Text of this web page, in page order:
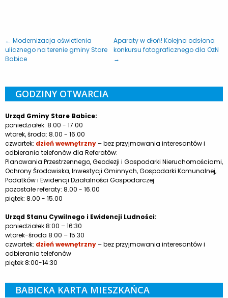
← Modernizacja oświetlenia
ulicznego na terenie gminy Stare
Babice
Aparaty w dłoń! Kolejna odsłona
konkursu fotograficznego dla OzN
→
GODZINY OTWARCIA
Urząd Gminy Stare Babice:
poniedziałek: 8.00 - 17.00
wtorek, środa: 8.00 - 16.00
czwartek: dzień wewnętrzny– bez przyjmowania interesantów i
odbierania telefonów dla Referatów:
Planowania Przestrzennego, Geodezji i Gospodarki Nieruchomościami,
Ochrony Środowiska, Inwestycji Gminnych, Gospodarki Komunalnej,
Podatków i Ewidencji Działalności Gospodarczej
pozostałe referaty: 8.00 - 16.00
piątek: 8.00 - 15.00
Urząd Stanu Cywilnego i Ewidencji Ludności:
poniedziałek 8:00 – 16:30
wtorek-środa 8:00 – 15:30
czwartek: dzień wewnętrzny– bez przyjmowania interesantów i
odbierania telefonów
piątek 8:00-14:30
BABICKA KARTA MIESZKAŃCA